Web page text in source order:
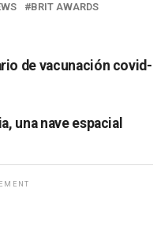
BRIT AWARDS
de vacunación covid-
una nave espacial